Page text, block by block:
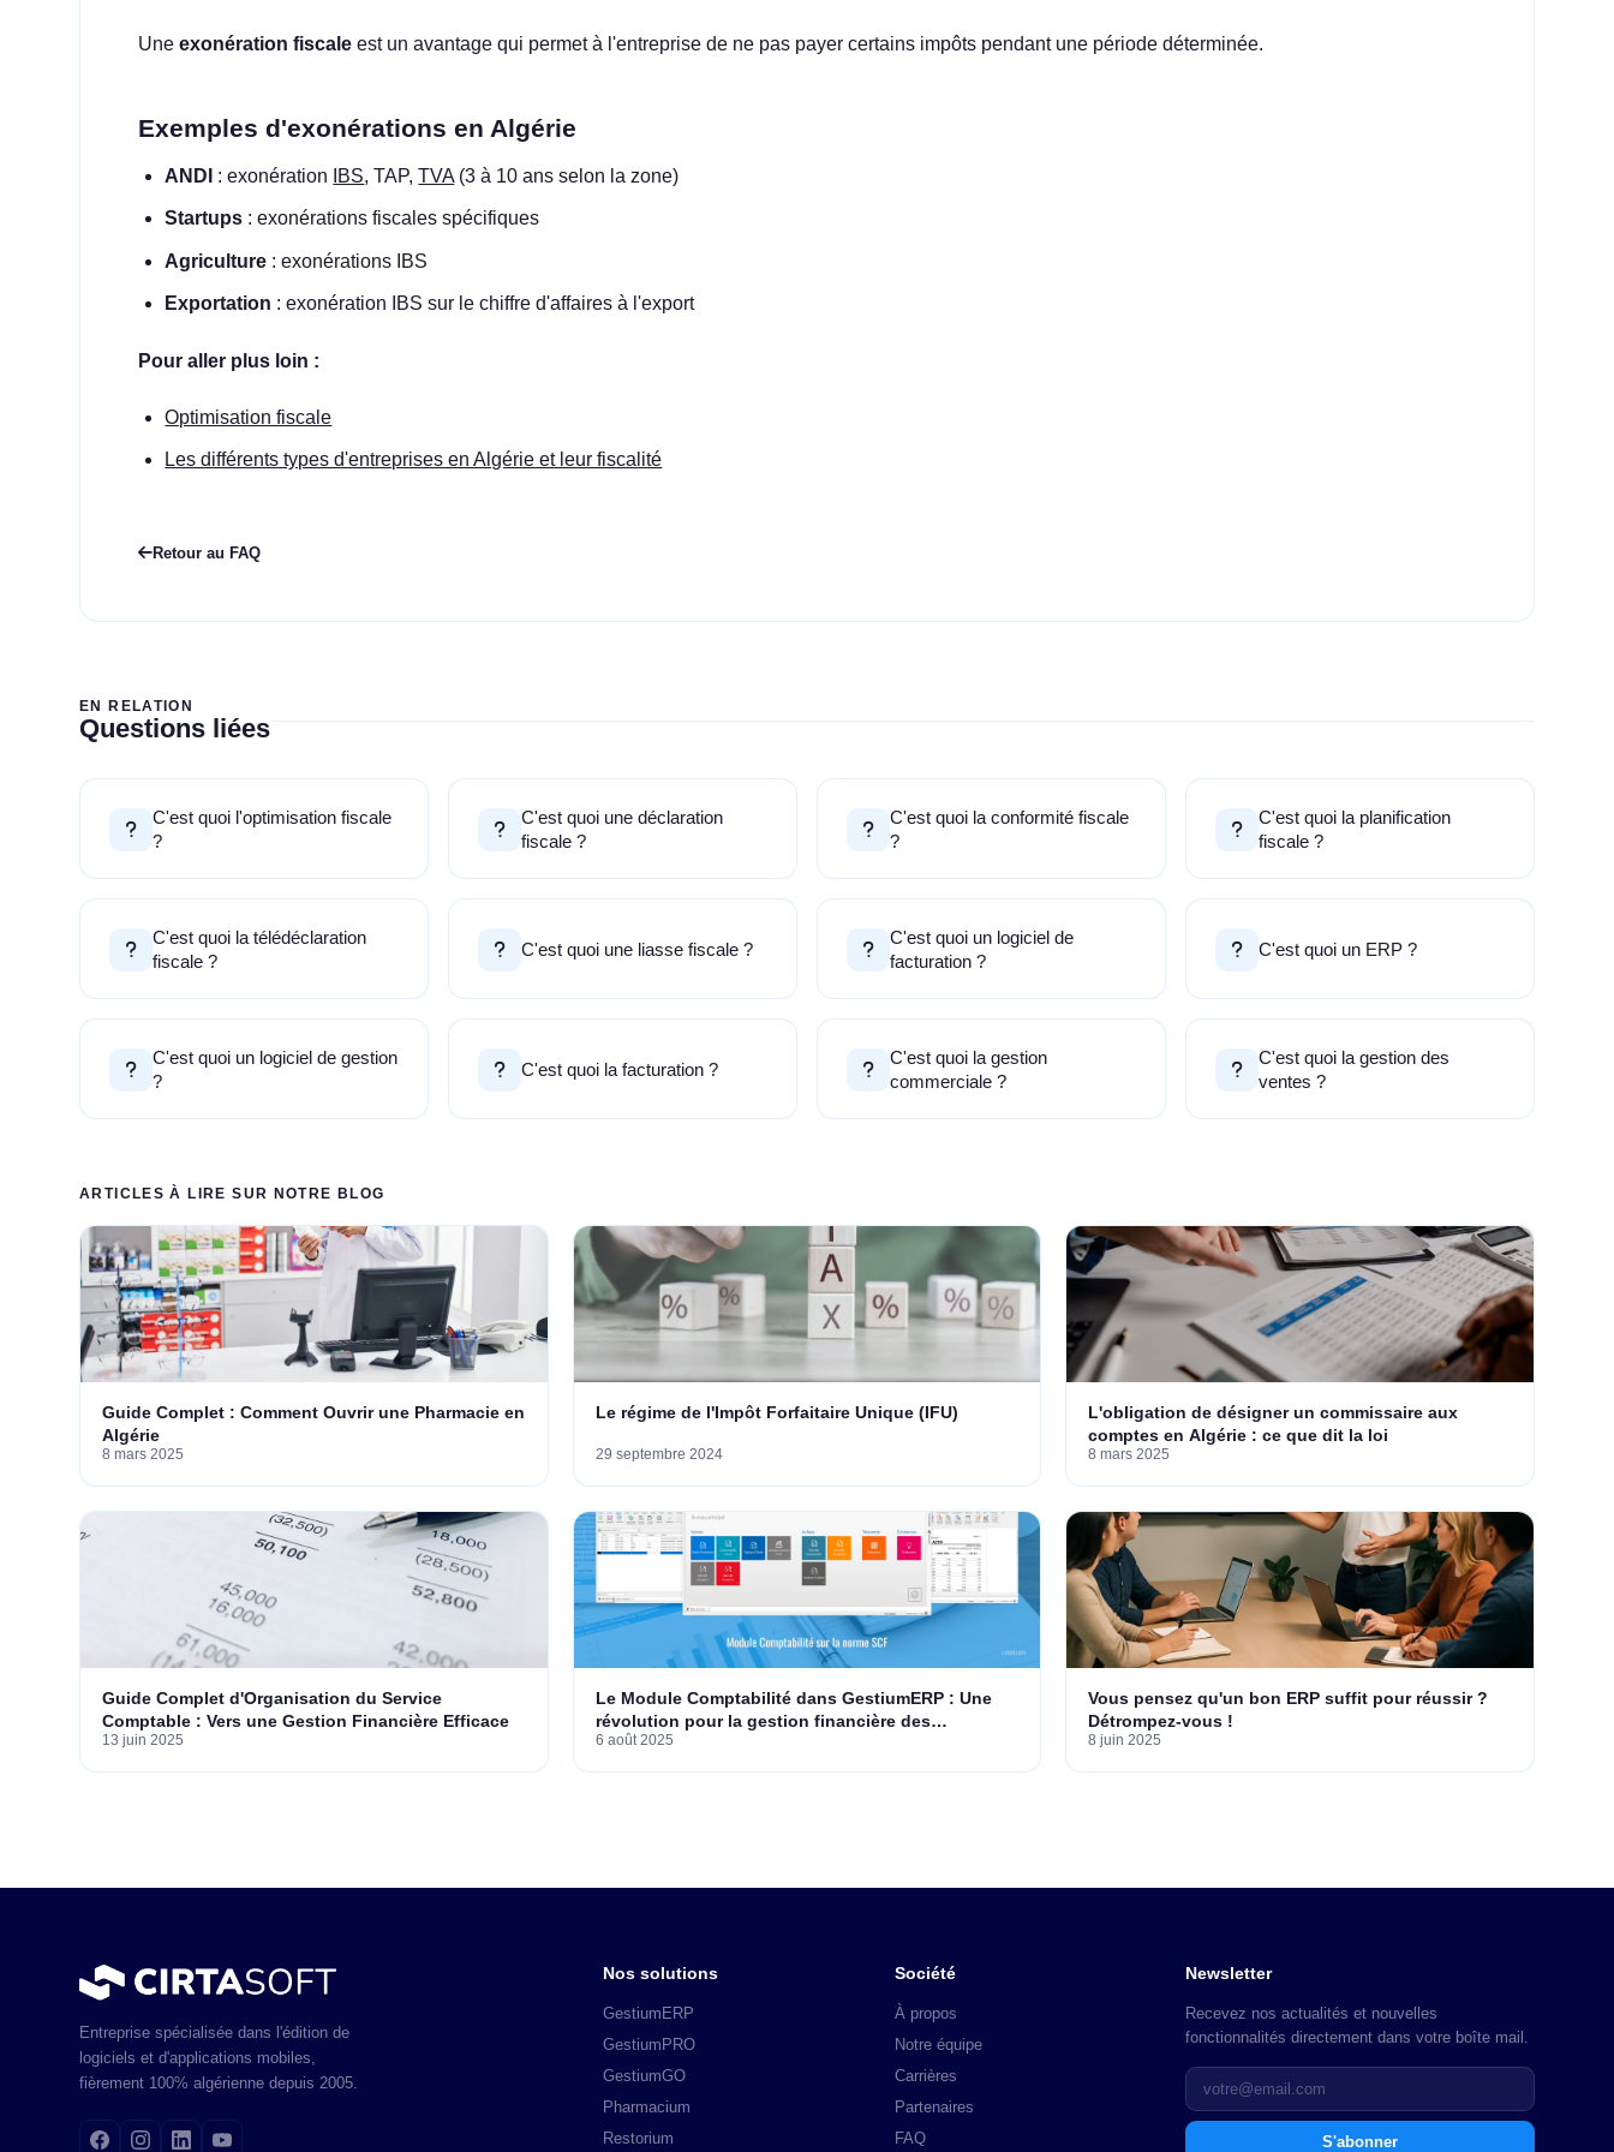
Une exonération fiscale est un avantage qui permet à l'entreprise de ne pas payer certains impôts pendant une période déterminée.
Exemples d'exonérations en Algérie
ANDI : exonération IBS, TAP,TVA (3 à 10 ans selon la zone)
Startups : exonérations fiscales spécifiques
Agriculture : exonérations IBS
Exportation : exonération IBS sur le chiffre d'affaires à l'export
Pour aller plus loin :
Optimisation fiscale
Les différents types d'entreprises en Algérie et leur fiscalité
Retour au FAQ
EN RELATION
Questions liées
C'est quoi l'optimisation fiscale
?
C'est quoi une déclaration
fiscale ?
C'est quoi la conformité fiscale
?
C'est quoi la planification
fiscale ?
C'est quoi la télédéclaration
fiscale ?
C'est quoi une liasse fiscale ?
C'est quoi un logiciel de
facturation ?
C'est quoi un ERP ?
C'est quoi un logiciel de gestion
?
C'est quoi la facturation ?
C'est quoi la gestion
commerciale ?
C'est quoi la gestion des
ventes ?
ARTICLES À LIRE SUR NOTRE BLOG
Guide Complet : Comment Ouvrir une Pharmacie en
Algérie
8 mars 2025
Le régime de l'Impôt Forfaitaire Unique (IFU)
29 septembre 2024
L'obligation de désigner un commissaire aux
comptes en Algérie : ce que dit la loi
8 mars 2025
Guide Complet d'Organisation du Service
Comptable : Vers une Gestion Financière Efficace
13 juin 2025
Le Module Comptabilité dans GestiumERP : Une
révolution pour la gestion financière des
entreprises algériennes
6 août 2025
Vous pensez qu'un bon ERP suffit pour réussir ?
Détrompez-vous !
8 juin 2025
Entreprise spécialisée dans l'édition de
logiciels et d'applications mobiles,
fièrement 100% algérienne depuis 2005.
Nos solutions
GestiumERP
GestiumPRO
GestiumGO
Pharmacium
Restorium
Société
À propos
Notre équipe
Carrières
Partenaires
FAQ
Newsletter
Recevez nos actualités et nouvelles
fonctionnalités directement dans votre boîte mail.
S'abonner